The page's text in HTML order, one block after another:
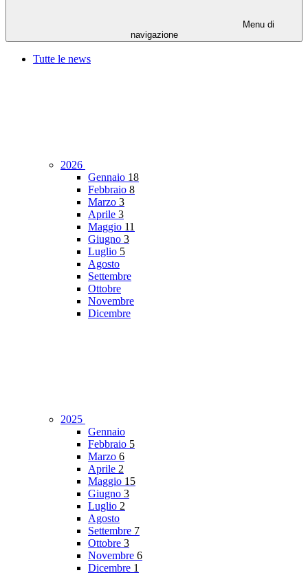
Menu di
navigazione
Tutte le news
2026
Gennaio 18
Febbraio 8
Marzo 3
Aprile 3
Maggio 11
Giugno 3
Luglio 5
Agosto
Settembre
Ottobre
Novembre
Dicembre
2025
Gennaio
Febbraio 5
Marzo 6
Aprile 2
Maggio 15
Giugno 3
Luglio 2
Agosto
Settembre 7
Ottobre 3
Novembre 6
Dicembre 1